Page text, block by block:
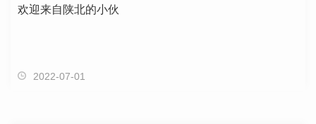
欢迎来自陕北的小伙
2022-07-01